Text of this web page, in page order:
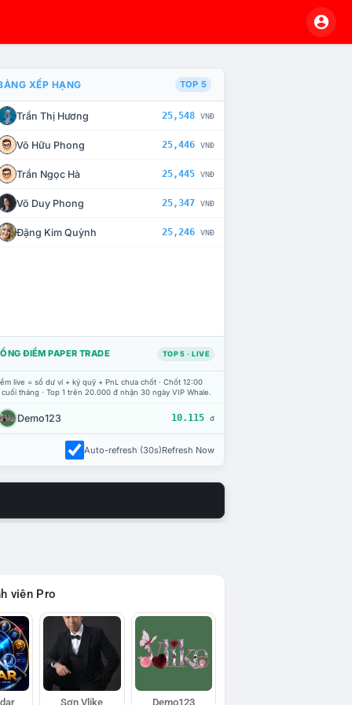
CHẾ TÀI XỬ LÝ VI PHẠM
XẾP HẠNG TOP 5
Trần Thị Hương 25,548 VNĐ
Võ Hữu Phong 25,446 VNĐ
Trần Ngọc Hà 25,445 VNĐ
Võ Duy Phong 25,347 VNĐ
Đặng Kim Quỳnh 25,246 VNĐ
ĐIỂM PAPER TRADE TOP 5 · LIVE
live = số dư ví + ký quỹ + PnL chưa chốt · Chốt 12:00
tháng · Top 1 trên 20.000 đ nhận 30 ngày VIP Whale.
Demo123 10.115 đ
Auto-refresh (30s)Refresh Now
viên Pro
Sơn Vlike Demo123